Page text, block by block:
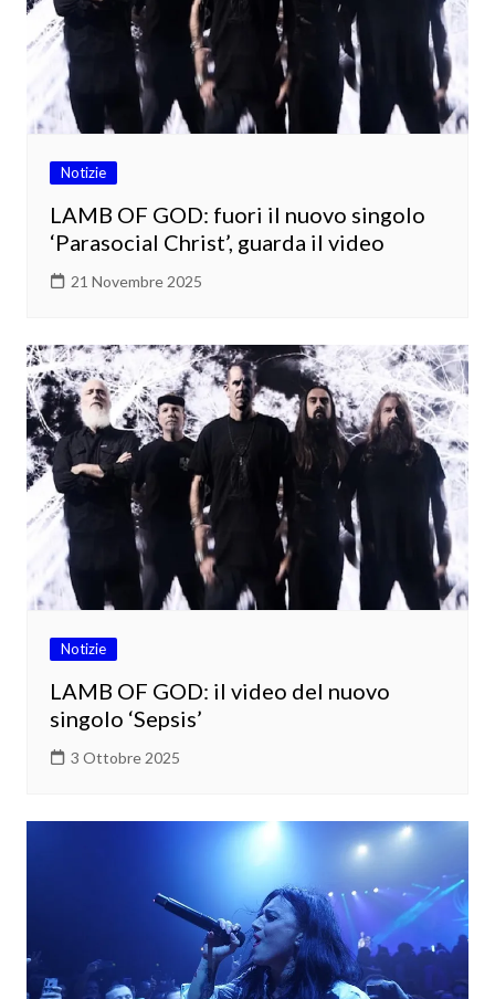
Notizie
LAMB OF GOD: fuori il nuovo singolo
‘Parasocial Christ’, guarda il video
21 Novembre 2025
Notizie
LAMB OF GOD: il video del nuovo
singolo ‘Sepsis’
3 Ottobre 2025